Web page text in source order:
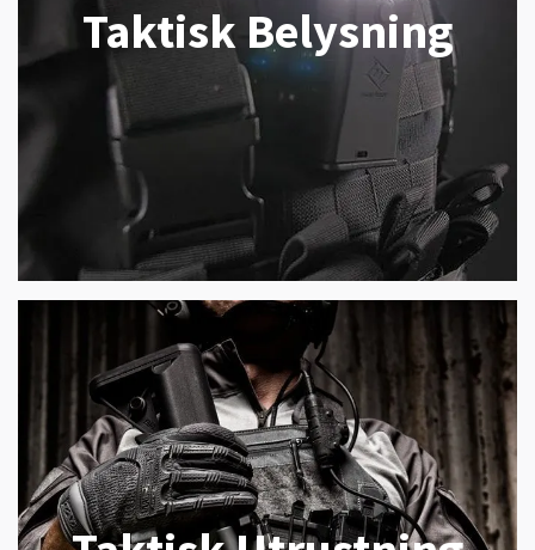
Taktisk Belysning